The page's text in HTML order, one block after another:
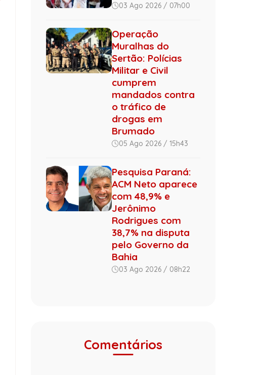
03 Ago 2026 / 07h00
Operação
Muralhas do
Sertão: Polícias
Militar e Civil
cumprem
mandados contra
o tráfico de
drogas em
Brumado
05 Ago 2026 / 15h43
Pesquisa Paraná:
ACM Neto aparece
com 48,9% e
Jerônimo
Rodrigues com
38,7% na disputa
pelo Governo da
Bahia
03 Ago 2026 / 08h22
Comentários